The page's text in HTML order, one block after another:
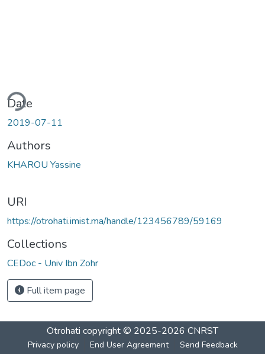
Date
2019-07-11
Authors
KHAROU Yassine
URI
https://otrohati.imist.ma/handle/123456789/59169
Collections
CEDoc - Univ Ibn Zohr
Full item page
Otrohati copyright © 2025-2026 CNRST
Privacy policy End User Agreement Send Feedback